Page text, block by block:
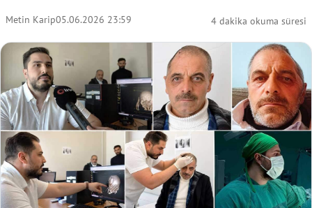
Metin Karip05.06.2026 23:59 4 dakika okuma süresi